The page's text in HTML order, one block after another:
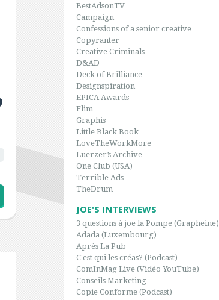
BestAdsonTV
Campaign
Confessions of a senior creative
Copyranter
Creative Criminals
D&AD
Deck of Brilliance
Designspiration
EPICA Awards
Flim
Graphis
Little Black Book
LoveTheWorkMore
Luerzer’s Archive
One Club (USA)
Terrible Ads
TheDrum
JOE'S INTERVIEWS
3 questions à joe la Pompe (Grapheine)
Adada (Luxembourg)
Après La Pub
C'est qui les créas? (Podcast)
ComInMag Live (Vidéo YouTube)
Conseils Marketing
Copie Conforme (Podcast)